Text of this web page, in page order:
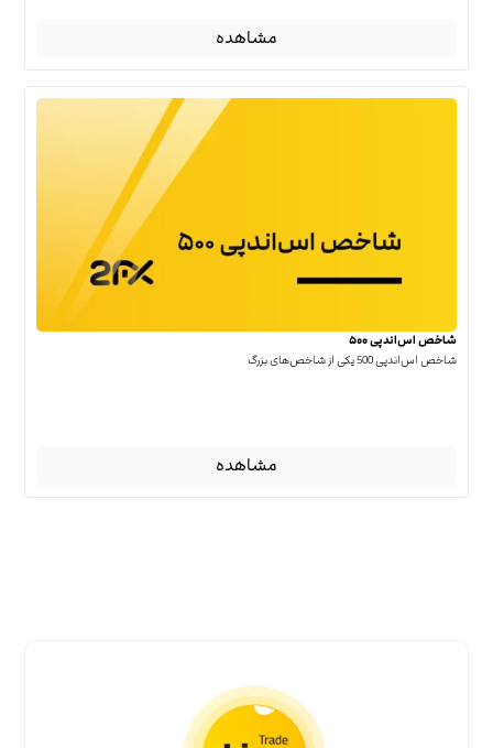
مشاهده
شاخص اس‌اندپی ۵۰۰
شاخص اس‌اند‌پی 500 یکی از شاخص‌های بزرگ
مشاهده